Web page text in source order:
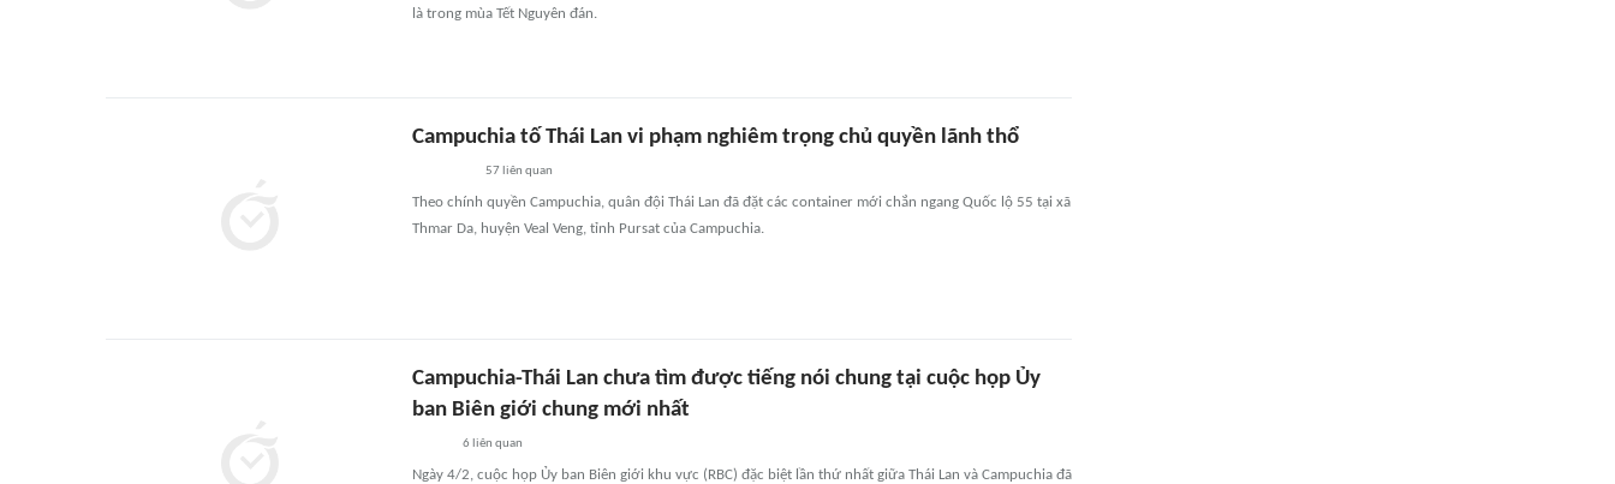
là trong mùa Tết Nguyên đán.
Campuchia tố Thái Lan vi phạm nghiêm trọng chủ quyền lãnh thổ
57liên quan
Theo chính quyền Campuchia, quân đội Thái Lan đã đặt các container mới chắn ngang Quốc lộ 55 tại xã
Thmar Da, huyện Veal Veng, tỉnh Pursat của Campuchia.
Campuchia-Thái Lan chưa tìm được tiếng nói chung tại cuộc họp Ủy
ban Biên giới chung mới nhất
6 liên quan
Ngày 4/2, cuộc họp Ủy ban Biên giới khu vực (RBC) đặc biệt lần thứ nhất giữa Thái Lan và Campuchia đã